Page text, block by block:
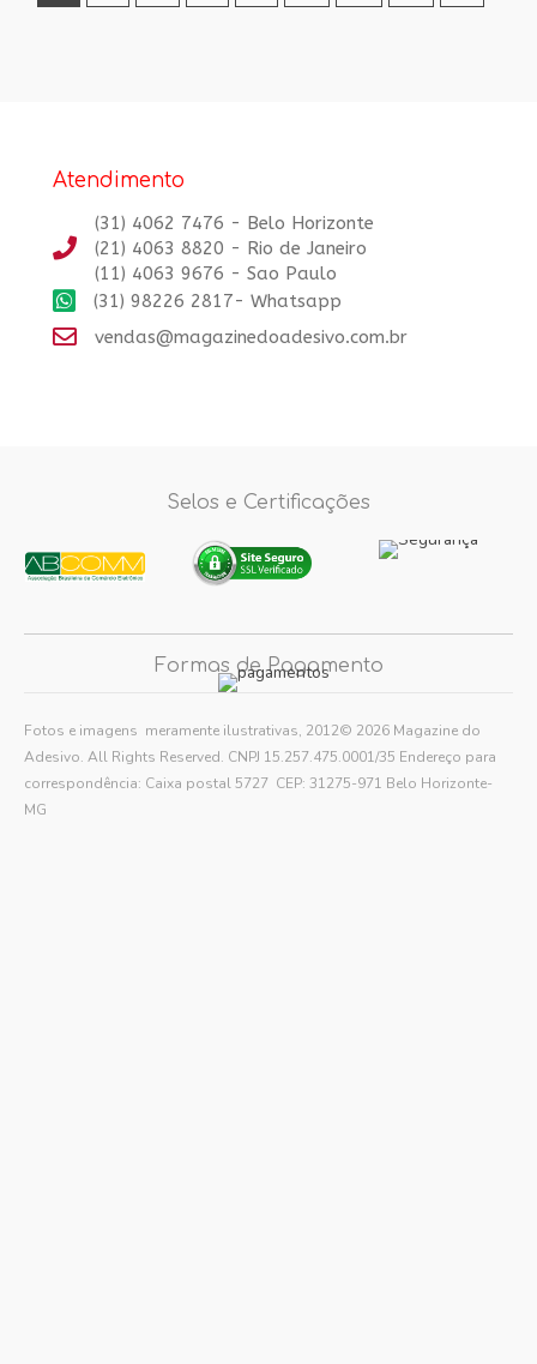
Atendimento
(31) 4062 7476 - Belo Horizonte
(21) 4063 8820 - Rio de Janeiro
(11) 4063 9676 - Sao Paulo
(31) 98226 2817- Whatsapp
vendas@magazinedoadesivo.com.br
Selos e Certificações
Formas de Pagamento
Fotos e imagens meramente ilustrativas, 2012© 2026 Magazine do
Adesivo. All Rights Reserved. CNPJ 15.257.475.0001/35 Endereço para
correspondência: Caixa postal 5727 CEP: 31275-971 Belo Horizonte-
MG